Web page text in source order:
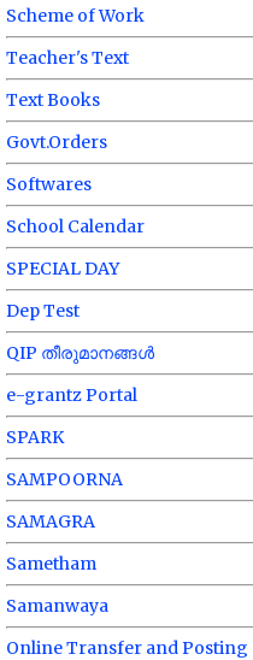
Scheme of Work
Teacher's Text
Text Books
Govt.Orders
Softwares
School Calendar
SPECIAL DAY
Dep Test
QIP തീരുമാനങ്ങൾ
e-grantz Portal
SPARK
SAMPOORNA
SAMAGRA
Sametham
Samanwaya
Online Transfer and Posting